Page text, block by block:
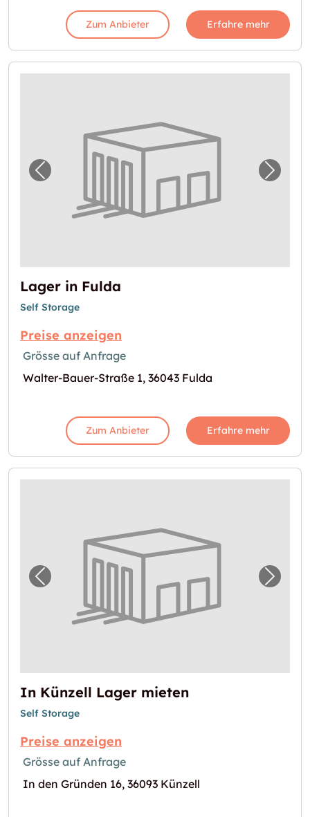
Zum Anbieter Erfahre mehr
Vorheriges Bild für "Lager in Fulda"
Lager in Fulda
Self Storage
Preise anzeigen
Grösse auf Anfrage
Walter-Bauer-Straße 1, 36043 Fulda
Zum Anbieter Erfahre mehr
Vorheriges Bild für "In Künzell Lager
In Künzell Lager mieten
Self Storage
Preise anzeigen
Grösse auf Anfrage
In den Gründen 16, 36093 Künzell